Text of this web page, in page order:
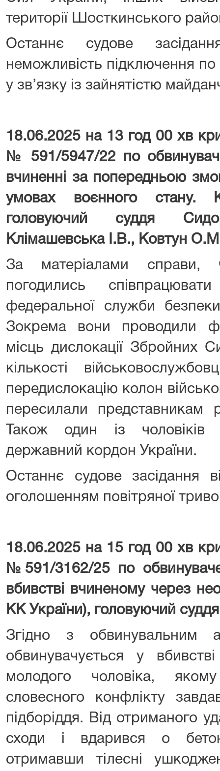
території Шосткинського
Останнє судове
неможливість підключення по
у зв’язку із зайнятістю
18.06.2025 на 13 год 00 хв
№ 591/5947/22 по
вчиненні за попередньою
умовах воєнного стану.
головуючий суддя
Клімашевська І.В., Ковтун
За матеріалами справи,
погодились
федеральної служби безпеки
Зокрема вони проводили
місць дислокації Збройних
кількості
передислокацію колон
пересилали представникам
Також один із чоловіків
державний кордон України.
Останнє судове засідання
оголошенням повітряної
18.06.2025 на 15 год 00 хв
№591/3162/25 по
вбивстві вчиненому через
КК України), головуючий
Згідно з обвинувальним
обвинувачується у
молодого чоловіка,
словесного конфлікту
підборіддя. Від отриманого
сходи і вдарився о
отримавши тілесні